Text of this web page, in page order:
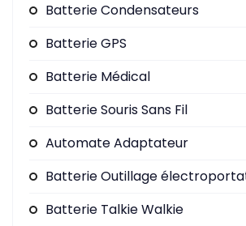
Batterie Condensateurs
Batterie GPS
Batterie Médical
Batterie Souris Sans Fil
Automate Adaptateur
Batterie Outillage
Batterie Talkie Walkie